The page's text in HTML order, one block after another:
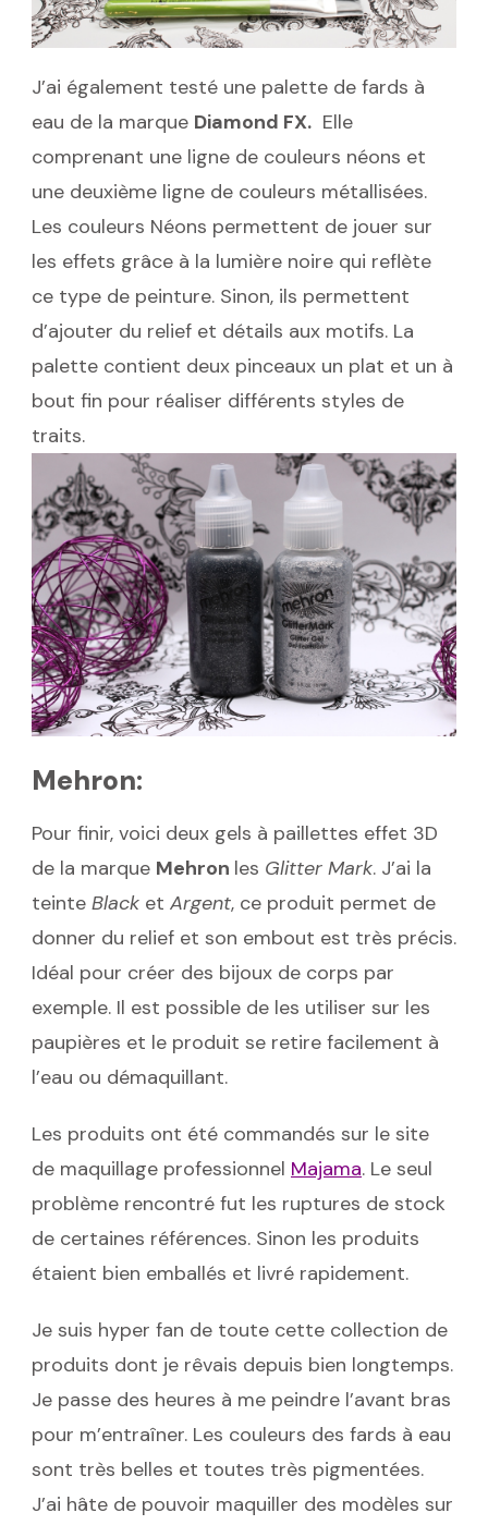
J’ai également testé une palette de fards à
eau de la marque Diamond FX. Elle
comprenant une ligne de couleurs néons et
une deuxième ligne de couleurs métallisées.
Les couleurs Néons permettent de jouer sur
les effets grâce à la lumière noire qui reflète
ce type de peinture. Sinon, ils permettent
d’ajouter du relief et détails aux motifs. La
palette contient deux pinceaux un plat et un à
bout fin pour réaliser différents styles de
traits.
Mehron:
Pour finir, voici deux gels à paillettes effet 3D
de la marque Mehron les Glitter Mark. J’ai la
teinte Black et Argent, ce produit permet de
donner du relief et son embout est très précis.
Idéal pour créer des bijoux de corps par
exemple. Il est possible de les utiliser sur les
paupières et le produit se retire facilement à
l’eau ou démaquillant.
Les produits ont été commandés sur le site
de maquillage professionnel Majama. Le seul
problème rencontré fut les ruptures de stock
de certaines références. Sinon les produits
étaient bien emballés et livré rapidement.
Je suis hyper fan de toute cette collection de
produits dont je rêvais depuis bien longtemps.
Je passe des heures à me peindre l’avant bras
pour m’entraîner. Les couleurs des fards à eau
sont très belles et toutes très pigmentées.
J’ai hâte de pouvoir maquiller des modèles sur